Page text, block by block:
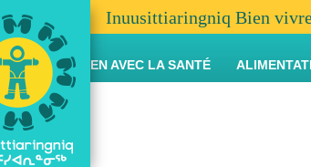
Inuusittiaringniq Bien
THÈMES EN LIEN AVEC LA SANTÉ